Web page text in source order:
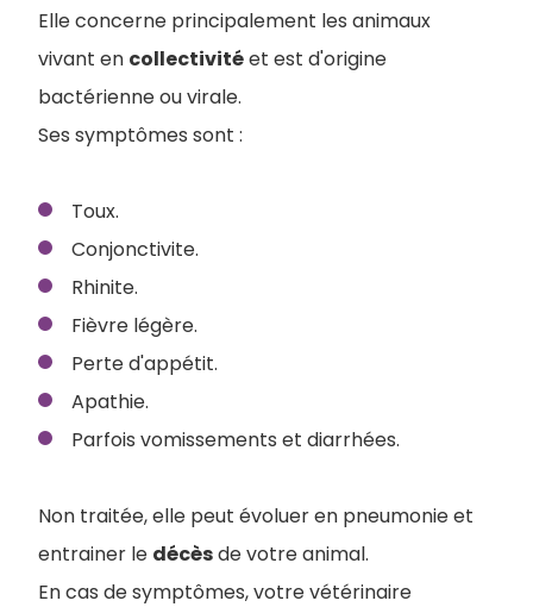
Elle concerne principalement les animaux
vivant en collectivitéet est d'origine
bactérienne ou virale.
Ses symptômes sont :
Toux.
Conjonctivite.
Rhinite.
Fièvre légère.
Perte d'appétit.
Apathie.
Parfois vomissements et diarrhées.
Non traitée, elle peut évoluer en pneumonie et
entrainer le décèsde votre animal.
En cas de symptômes, votre vétérinaire